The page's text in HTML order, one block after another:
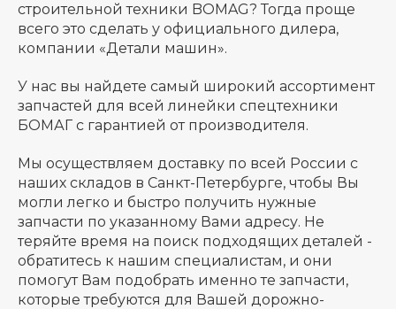
строительной техники BOMAG? Тогда проще
всего это сделать у официального дилера,
компании «Детали машин».
У нас вы найдете самый широкий ассортимент
запчастей для всей линейки спецтехники
БОМАГ с гарантией от производителя.
Мы осуществляем доставку по всей России с
наших складов в Санкт-Петербурге, чтобы Вы
могли легко и быстро получить нужные
запчасти по указанному Вами адресу. Не
теряйте время на поиск подходящих деталей -
обратитесь к нашим специалистам, и они
помогут Вам подобрать именно те запчасти,
которые требуются для Вашей дорожно-